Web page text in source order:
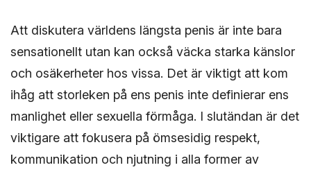
Att diskutera världens längsta penis är inte bara
sensationellt utan kan också väcka starka känslor
och osäkerheter hos vissa. Det är viktigt att kom
ihåg att storleken på ens penis inte definierar ens
manlighet eller sexuella förmåga. I slutändan är det
viktigare att fokusera på ömsesidig respekt,
kommunikation och njutning i alla former av